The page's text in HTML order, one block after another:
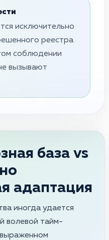
исключительно
реестра
соблюдении
вызывают
база vs
адаптация
иногда удается
волевой тайм-